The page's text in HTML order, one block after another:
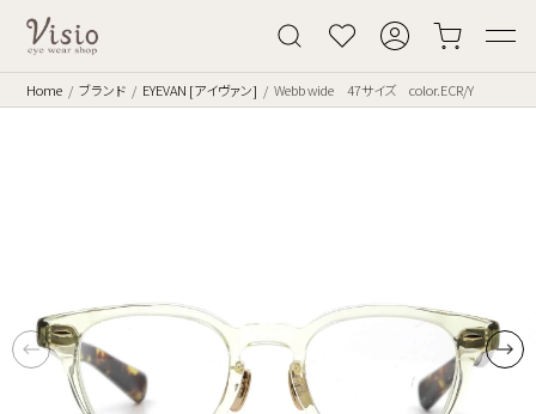
Home ブランド EYEVAN [アイヴァン] Webb wide 47サイズ color.ECR/Y